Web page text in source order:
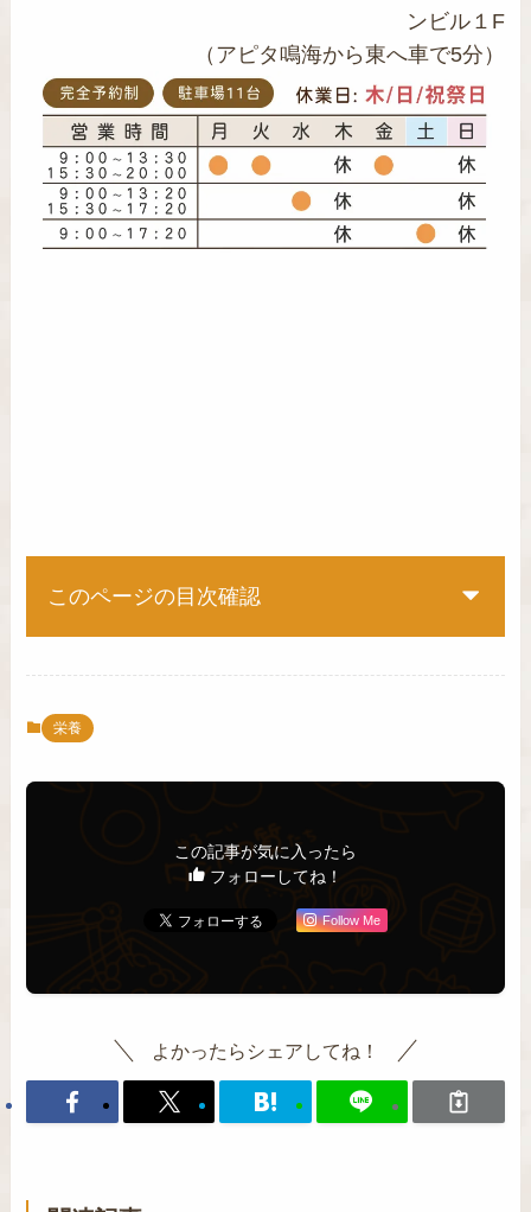
ンビル１F
（アピタ鳴海から東へ車で5分）
このページの目次確認
栄養
この記事が気に入ったら
フォローしてね！
Follow Me
よかったらシェアしてね！